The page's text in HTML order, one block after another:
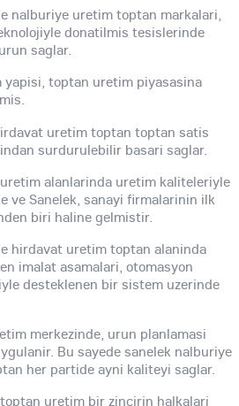
nalburiye uretim toptan markalari,
donatilmis tesislerinde
saglar.
yapisi, toptan uretim piyasasina
uretim toptan toptan satis
surdurulebilir basari saglar.
alanlarinda uretim kaliteleriyle
ve Sanelek, sanayi firmalarinin ilk
biri haline gelmistir.
hirdavat uretim toptan alaninda
imalat asamalari, otomasyon
desteklenen bir sistem uzerinde
merkezinde, urun planlamasi
Bu sayede sanelek nalburiye
her partide ayni kaliteyi saglar.
uretim bir zincirin halkalari